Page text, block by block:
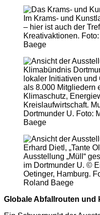
Im Krams- und
– hier ist auch der
Kreativaktionen.
Baege
Klimabündnis
lokaler Initiativen
als 8.000 Mitgliedern
Klimaschutz,
Kreislaufwirtschaft.
Dortmunder U. Foto:
Baege
Erhard Dietl, „Tante
Ausstellung „Müll“
im Dortmunder U. ©
Oetinger, Hamburg.
Roland Baege
Globale Abfallrouten und